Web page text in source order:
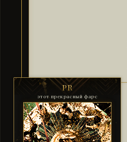
PR
этот прекрасный фарс